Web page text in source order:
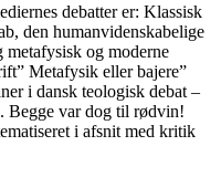
debatter er: Klassisk
den humanvidenskabelige
og moderne
Metafysik eller bajere”
i dansk teologisk debat –
Begge var dog til rødvin!
i afsnit med kritik